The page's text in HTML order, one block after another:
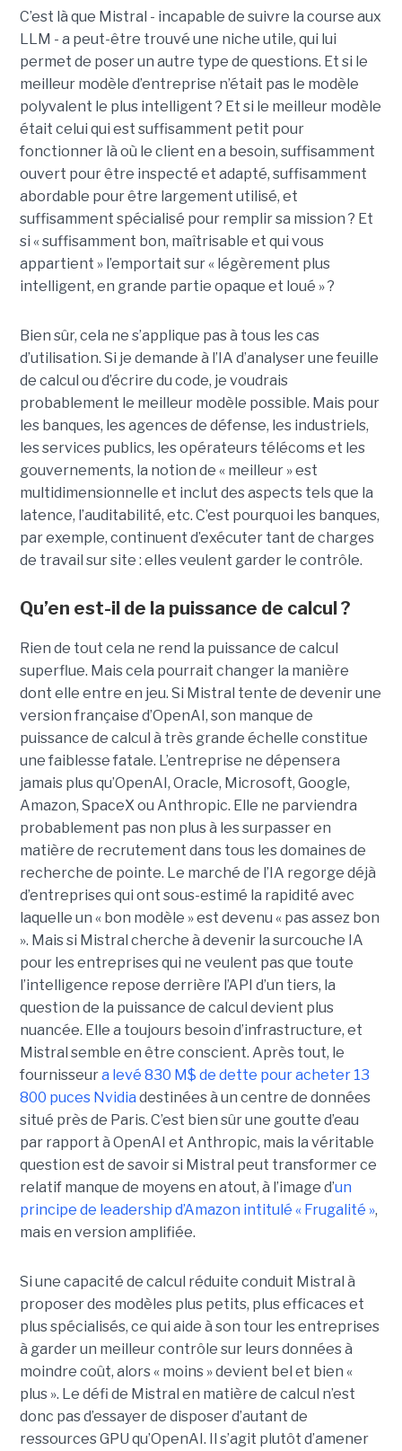
C’est là que Mistral - incapable de suivre la course aux
LLM - a peut-être trouvé une niche utile, qui lui
permet de poser un autre type de questions. Et si le
meilleur modèle d’entreprise n’était pas le modèle
polyvalent le plus intelligent ? Et si le meilleur modèle
était celui qui est suffisamment petit pour
fonctionner là où le client en a besoin, suffisamment
ouvert pour être inspecté et adapté, suffisamment
abordable pour être largement utilisé, et
suffisamment spécialisé pour remplir sa mission ? Et
si « suffisamment bon, maîtrisable et qui vous
appartient » l’emportait sur « légèrement plus
intelligent, en grande partie opaque et loué » ?
Bien sûr, cela ne s’applique pas à tous les cas
d’utilisation. Si je demande à l’IA d’analyser une feuille
de calcul ou d’écrire du code, je voudrais
probablement le meilleur modèle possible. Mais pour
les banques, les agences de défense, les industriels,
les services publics, les opérateurs télécoms et les
gouvernements, la notion de « meilleur » est
multidimensionnelle et inclut des aspects tels que la
latence, l’auditabilité, etc. C’est pourquoi les banques,
par exemple, continuent d’exécuter tant de charges
de travail sur site : elles veulent garder le contrôle.
Qu’en est-il de la puissance de calcul ?
Rien de tout cela ne rend la puissance de calcul
superflue. Mais cela pourrait changer la manière
dont elle entre en jeu. Si Mistral tente de devenir une
version française d’OpenAI, son manque de
puissance de calcul à très grande échelle constitue
une faiblesse fatale. L’entreprise ne dépensera
jamais plus qu’OpenAI, Oracle, Microsoft, Google,
Amazon, SpaceX ou Anthropic. Elle ne parviendra
probablement pas non plus à les surpasser en
matière de recrutement dans tous les domaines de
recherche de pointe. Le marché de l’IA regorge déjà
d’entreprises qui ont sous-estimé la rapidité avec
laquelle un « bon modèle » est devenu « pas assez bon
». Mais si Mistral cherche à devenir la surcouche IA
pour les entreprises qui ne veulent pas que toute
l’intelligence repose derrière l’API d’un tiers, la
question de la puissance de calcul devient plus
nuancée. Elle a toujours besoin d’infrastructure, et
Mistral semble en être conscient. Après tout, le
fournisseura levé 830 M$ de dette pour acheter 13
800 puces Nvidia destinées à un centre de données
situé près de Paris. C’est bien sûr une goutte d’eau
par rapport à OpenAI et Anthropic, mais la véritable
question est de savoir si Mistral peut transformer ce
relatif manque de moyens en atout, à l’image d’un
principe de leadership d’Amazon intitulé « Frugalité »,
mais en version amplifiée.
Si une capacité de calcul réduite conduit Mistral à
proposer des modèles plus petits, plus efficaces et
plus spécialisés, ce qui aide à son tour les entreprises
à garder un meilleur contrôle sur leurs données à
moindre coût, alors « moins » devient bel et bien «
plus ». Le défi de Mistral en matière de calcul n’est
donc pas d’essayer de disposer d’autant de
ressources GPU qu’OpenAI. Il s’agit plutôt d’amener